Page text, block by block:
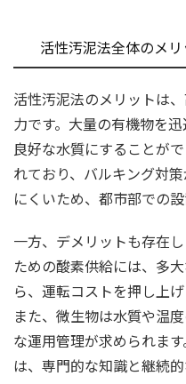
活性汚泥法全体のメ
活性汚泥法のメリットは
力です。大量の有機物を
良好な水質にすることが
れており、バルキング対
にくいため、都市部での
一方、デメリットも存在
ための酸素供給には、多
ら、運転コストを押し上
また、微生物は水質や温
な運用管理が求められま
は、専門的な知識と継続的